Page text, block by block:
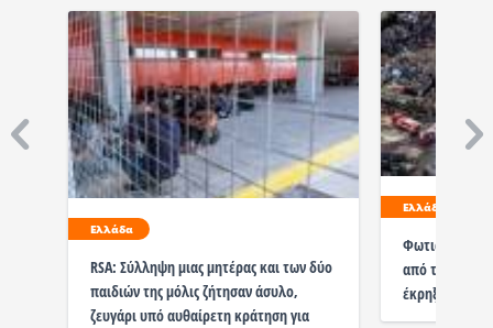
Ελλάδα
RSA: Σύλληψη μιας μητέρας και των δύο
παιδιών της μόλις ζήτησαν άσυλο,
ζευγάρι υπό αυθαίρετη κράτηση για
Ελλάδα
Φωτιά στον
από τους
έκρηξης